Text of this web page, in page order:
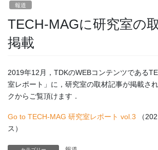
報道
TECH-MAGに研究室の
掲載
2019年12月，TDKのWEBコンテンツである
室レポート」に，研究室の取材記事が掲載さ
クからご覧頂けます．
Go to TECH-MAG 研究室レポート vol.3 （
ス）